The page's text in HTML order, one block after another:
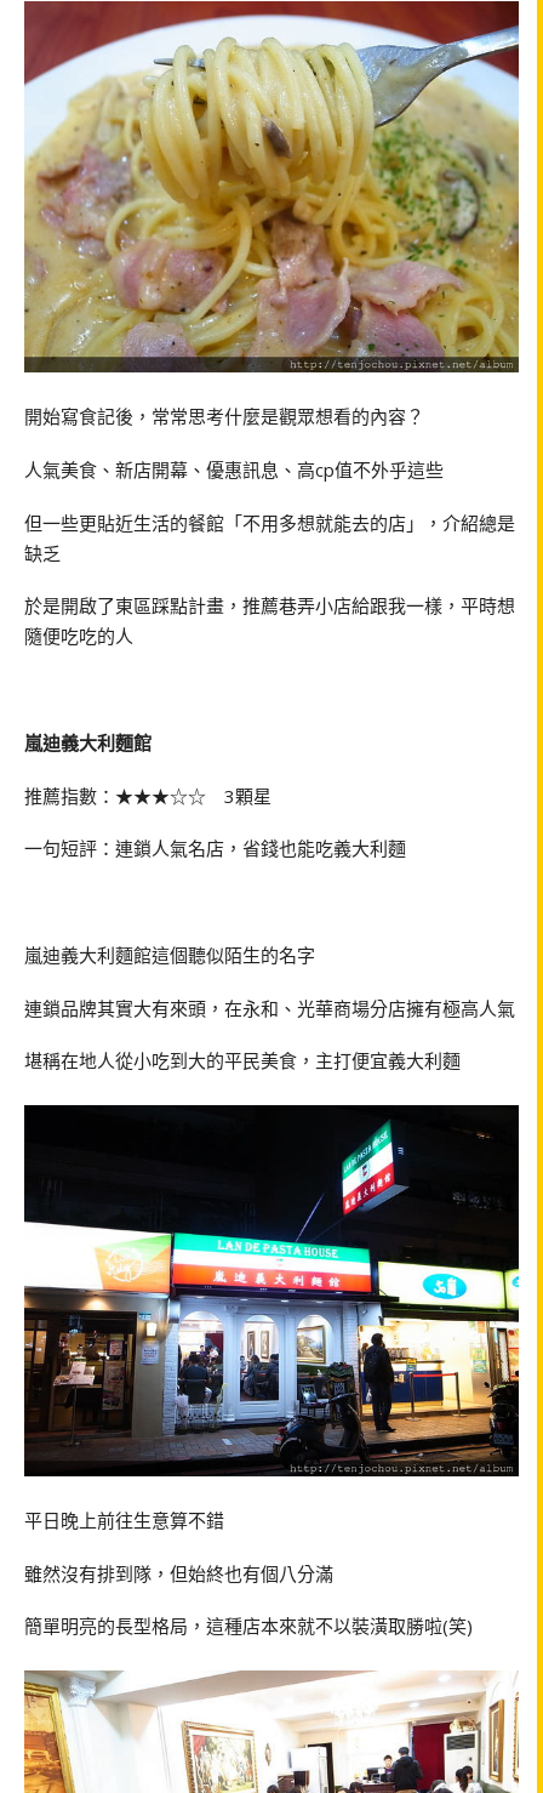
開始寫食記後，常常思考什麼是觀眾想看的內容？
人氣美食、新店開幕、優惠訊息、高cp值不外乎這些
但一些更貼近生活的餐館「不用多想就能去的店」，介紹總是
缺乏
於是開啟了東區踩點計畫，推薦巷弄小店給跟我一樣，平時想
隨便吃吃的人
嵐迪義大利麵館
推薦指數：★★★☆☆ 3顆星
一句短評：連鎖人氣名店，省錢也能吃義大利麵
嵐迪義大利麵館這個聽似陌生的名字
連鎖品牌其實大有來頭，在永和、光華商場分店擁有極高人氣
堪稱在地人從小吃到大的平民美食，主打便宜義大利麵
平日晚上前往生意算不錯
雖然沒有排到隊，但始終也有個八分滿
簡單明亮的長型格局，這種店本來就不以裝潢取勝啦(笑)